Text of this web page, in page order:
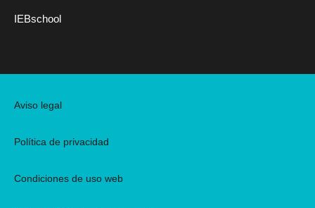
IEBschool
Aviso legal
Política de privacidad
Condiciones de uso web